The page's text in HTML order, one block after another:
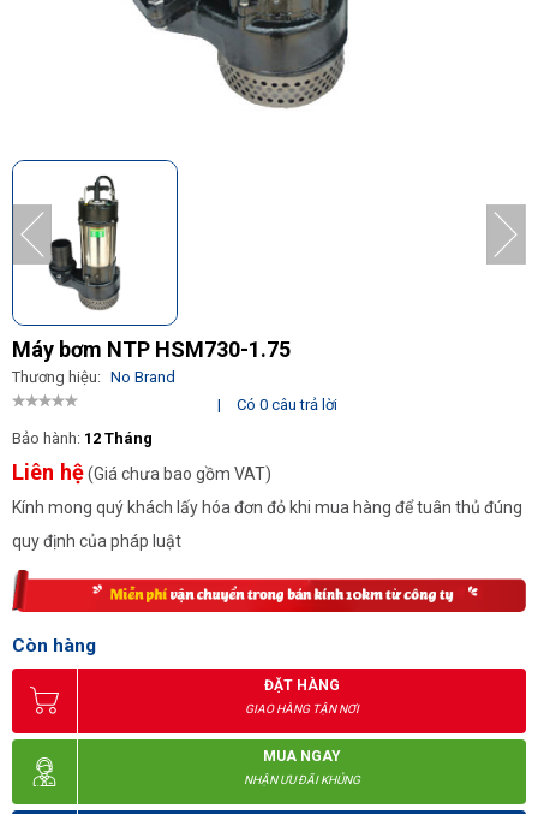
Máy bơm NTP HSM730-1.75
Thương hiệu: No Brand
|
Có 0 câu trả lời
Bảo hành: 12 Tháng
Liên hệ(Giá chưa bao gồm VAT)
Kính mong quý khách lấy hóa đơn đỏ khi mua hàng để tuân thủ đúng
quy định của pháp luật
Còn hàng
ĐẶT HÀNG
GIAO HÀNG TẬN NƠI
MUA NGAY
NHẬN ƯU ĐÃI KHỦNG